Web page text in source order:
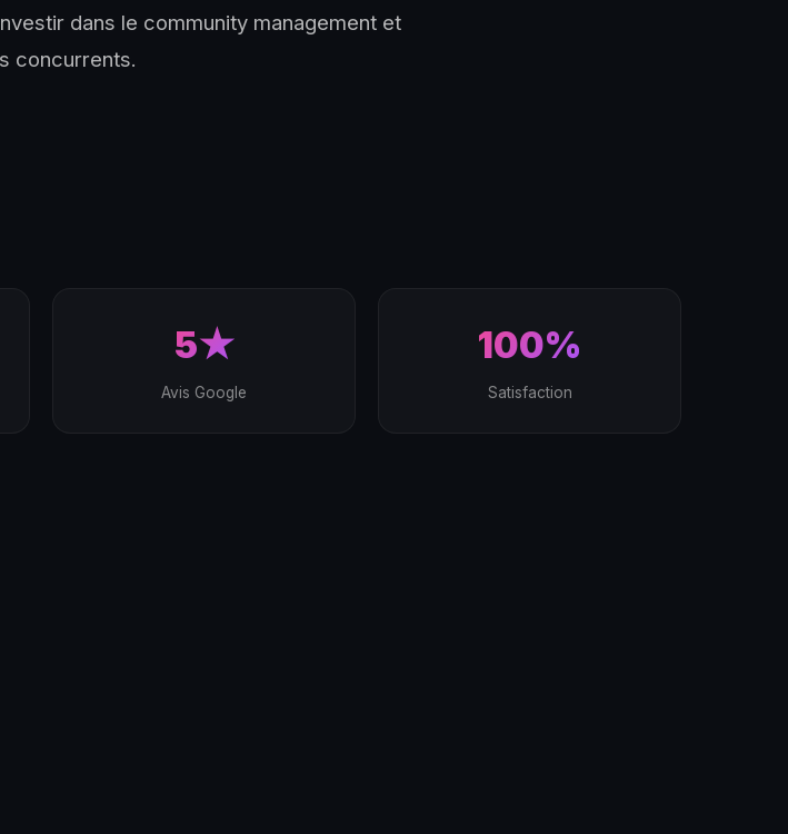
dans le community management et
concurrents.
5★
Avis Google
100%
Satisfaction